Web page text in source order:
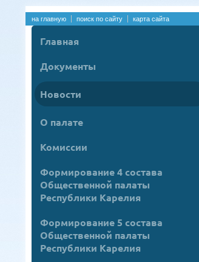
на главную поиск по сайту карта сайта
Главная
Документы
Новости
О палате
Комиссии
Формирование 4 состава
Общественной палаты
Республики Карелия
Формирование 5 состава
Общественной палаты
Республики Карелия